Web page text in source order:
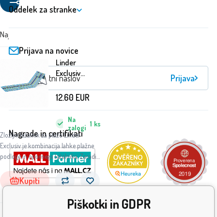
izdelke
Najdražji
Linder
Exclusiv
Zložljiv plažni
ležalnik
Zložljiv ležalnik za plažo Linder
Exclusiv je kombinacija lahke plažne
podloge in opornega ležalnika. Zaradi
nastavljivega naslonjala, penastega
oblazinjenja in nosilnega traku je
primeren za plažo, ob bazenu, v
Na
zalogi 1 ks
12.60 EUR
Kupiti
Oddelek za stranke
Prijava na novice
Prijava
Nagrade in certifikati
Piškotki in GDPR